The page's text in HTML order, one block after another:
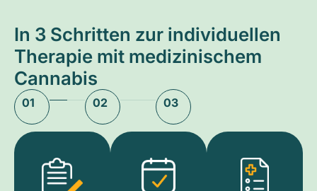
In 3 Schritten zur individuellen
Therapie mit medizinischem
Cannabis
01 02 03